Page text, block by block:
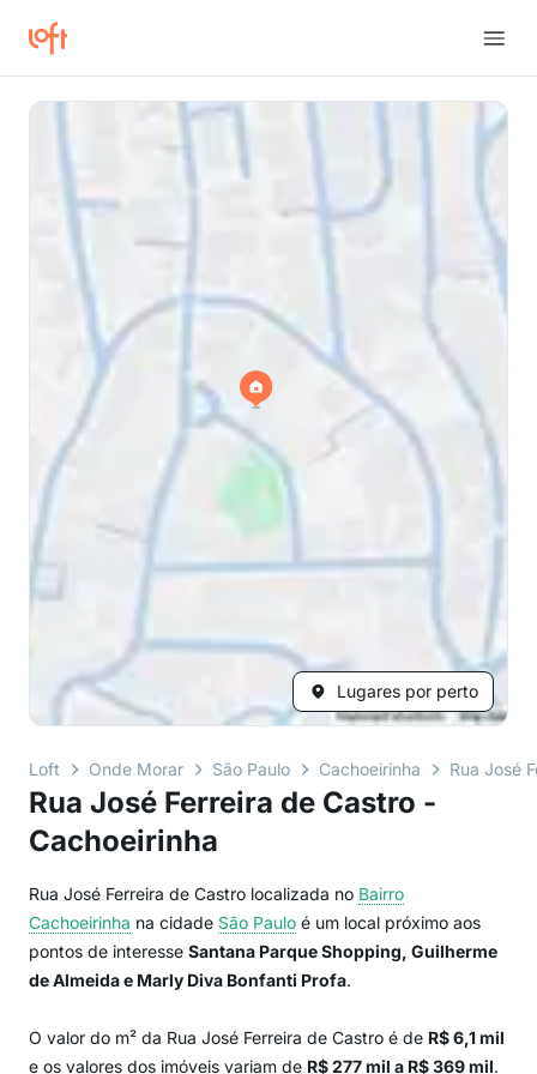
Lugares por perto
Loft Onde Morar São Paulo Cachoeirinha Rua José
Rua José Ferreira de Castro -
Cachoeirinha
Rua José Ferreira de Castro localizada no Bairro
Cachoeirinha na cidade São Paulo é um local próximo aos
pontos de interesse Santana Parque Shopping, Guilherme
de Almeida e Marly Diva Bonfanti Profa.
O valor do m² da Rua José Ferreira de Castro é de R$ 6,1 mil
e os valores dos imóveis variam de R$ 277 mil a R$ 369 mil.